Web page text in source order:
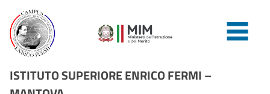
ISTITUTO SUPERIORE ENRICO FERMI –